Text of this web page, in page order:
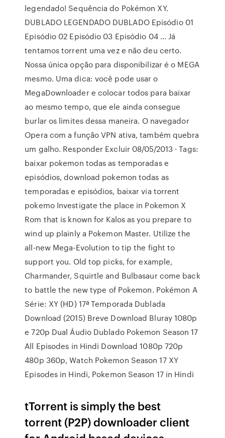
legendado! Sequência do Pokémon XY.
DUBLADO LEGENDADO DUBLADO Episódio 01
Episódio 02 Episódio 03 Episódio 04 … Já
tentamos torrent uma vez e não deu certo.
Nossa única opção para disponibilizar é o MEGA
mesmo. Uma dica: você pode usar o
MegaDownloader e colocar todos para baixar
ao mesmo tempo, que ele ainda consegue
burlar os limites dessa maneira. O navegador
Opera com a função VPN ativa, também quebra
um galho. Responder Excluir 08/05/2013 · Tags:
baixar pokemon todas as temporadas e
episódios, download pokemon todas as
temporadas e episódios, baixar via torrent
pokemo Investigate the place in Pokemon X
Rom that is known for Kalos as you prepare to
wind up plainly a Pokemon Master. Utilize the
all-new Mega-Evolution to tip the fight to
support you. Old top picks, for example,
Charmander, Squirtle and Bulbasaur come back
to battle the new type of Pokemon. Pokémon A
Série: XY (HD) 17ª Temporada Dublada
Download (2015) Breve Download Bluray 1080p
e 720p Dual Áudio Dublado Pokemon Season 17
All Episodes in Hindi Download 1080p 720p
480p 360p, Watch Pokemon Season 17 XY
Episodes in Hindi, Pokemon Season 17 in Hindi
tTorrent is simply the best
torrent (P2P) downloader client